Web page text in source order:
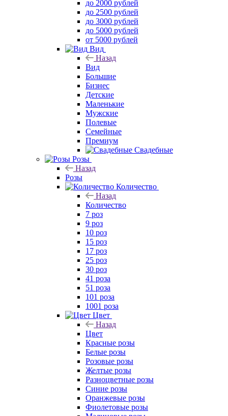
до 2000 рублей
до 2500 рублей
до 3000 рублей
до 5000 рублей
от 5000 рублей
Вид
Назад
Вид
Большие
Бизнес
Детские
Маленькие
Мужские
Полевые
Семейные
Премиум
Свадебные
Розы
Назад
Розы
Количество
Назад
Количество
7 роз
9 роз
10 роз
15 роз
17 роз
25 роз
30 роз
41 роза
51 роза
101 роза
1001 роза
Цвет
Назад
Цвет
Красные розы
Белые розы
Розовые розы
Желтые розы
Разноцветные розы
Синие розы
Оранжевые розы
Фиолетовые розы